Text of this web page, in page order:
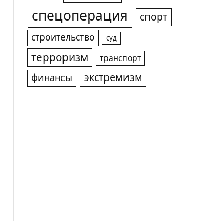
спецоперация спорт
строительство суд
терроризм транспорт
финансы экстремизм